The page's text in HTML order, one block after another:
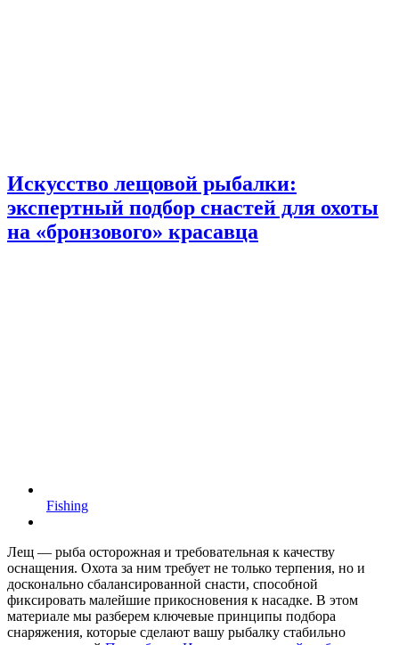
Искусство лещовой рыбалки:
экспертный подбор снастей для охоты
на «бронзового» красавца
Fishing
Лещ — рыба осторожная и требовательная к качеству
оснащения. Охота за ним требует не только терпения, но и
досконально сбалансированной снасти, способной
фиксировать малейшие прикосновения к насадке. В этом
материале мы разберем ключевые принципы подбора
снаряжения, которые сделают вашу рыбалку стабильно